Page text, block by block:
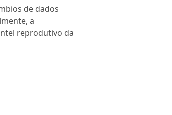
de dados
a
reprodutivo da